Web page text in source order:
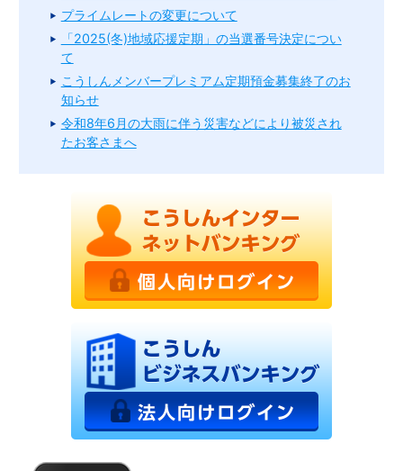
プライムレートの変更について
「2025(冬)地域応援定期」の当選番号決定につい
て
こうしんメンバープレミアム定期預金募集終了のお
知らせ
令和8年6月の大雨に伴う災害などにより被災され
たお客さまへ